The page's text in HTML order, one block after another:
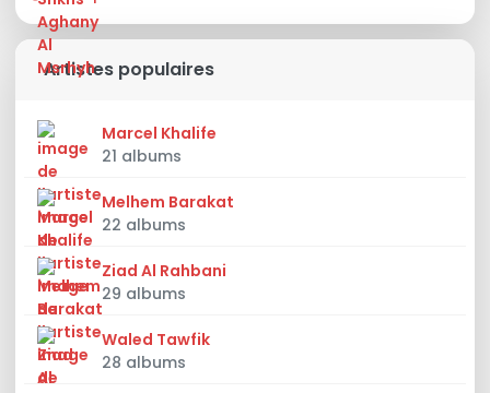
Artistes populaires
Marcel Khalife
21 albums
Melhem Barakat
22 albums
Ziad Al Rahbani
29 albums
Waled Tawfik
28 albums